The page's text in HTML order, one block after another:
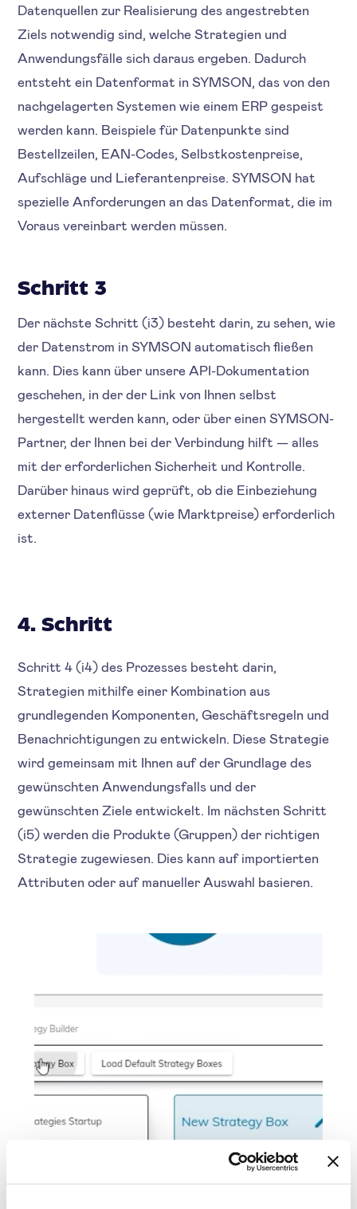
Datenquellen zur Realisierung des angestrebten
Ziels notwendig sind, welche Strategien und
Anwendungsfälle sich daraus ergeben. Dadurch
entsteht ein Datenformat in SYMSON, das von den
nachgelagerten Systemen wie einem ERP gespeist
werden kann. Beispiele für Datenpunkte sind
Bestellzeilen, EAN-Codes, Selbstkostenpreise,
Aufschläge und Lieferantenpreise. SYMSON hat
spezielle Anforderungen an das Datenformat, die im
Voraus vereinbart werden müssen.
Schritt 3
Der nächste Schritt (i3) besteht darin, zu sehen, wie
der Datenstrom in SYMSON automatisch fließen
kann. Dies kann über unsere API-Dokumentation
geschehen, in der der Link von Ihnen selbst
hergestellt werden kann, oder über einen SYMSON-
Partner, der Ihnen bei der Verbindung hilft — alles
mit der erforderlichen Sicherheit und Kontrolle.
Darüber hinaus wird geprüft, ob die Einbeziehung
externer Datenflüsse (wie Marktpreise) erforderlich
ist.
4. Schritt
Schritt 4 (i4) des Prozesses besteht darin,
Strategien mithilfe einer Kombination aus
grundlegenden Komponenten, Geschäftsregeln und
Benachrichtigungen zu entwickeln. Diese Strategie
wird gemeinsam mit Ihnen auf der Grundlage des
gewünschten Anwendungsfalls und der
gewünschten Ziele entwickelt. Im nächsten Schritt
(i5) werden die Produkte (Gruppen) der richtigen
Strategie zugewiesen. Dies kann auf importierten
Attributen oder auf manueller Auswahl basieren.